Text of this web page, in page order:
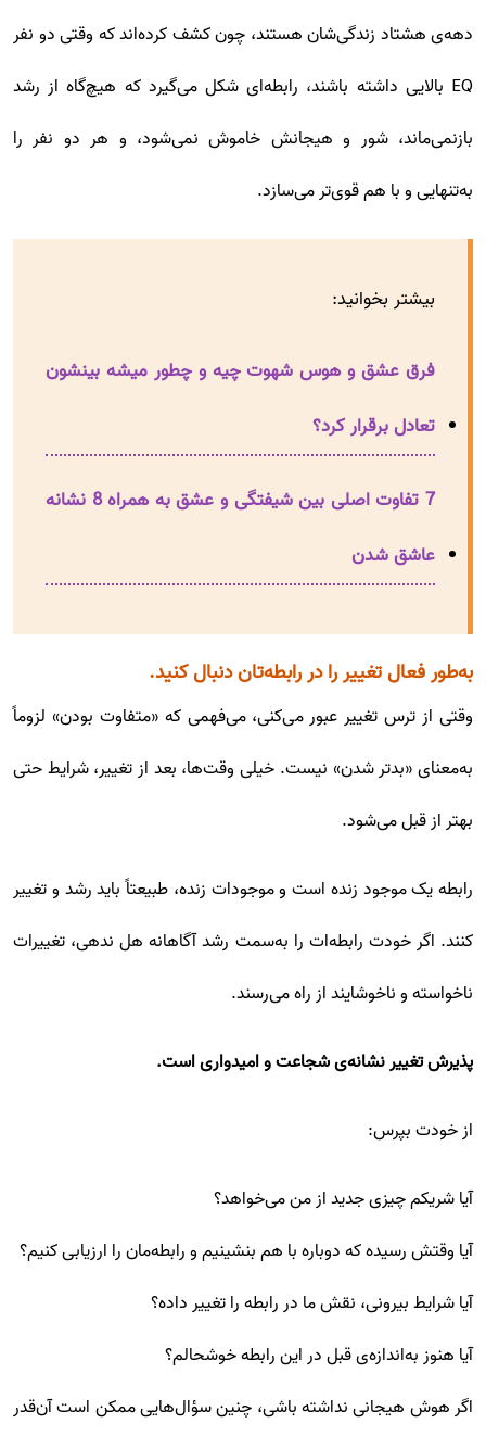
دهه‌ی هشتاد زندگی‌شان هستند، چون کشف کرده‌اند که وقتی دو نفر
EQ بالایی داشته باشند، رابطه‌ای شکل می‌گیرد که هیچ‌گاه از رشد
بازنمی‌ماند، شور و هیجانش خاموش نمی‌شود، و هر دو نفر را
به‌تنهایی و با هم قوی‌تر می‌سازد.
بیشتر بخوانید:
فرق عشق و هوس شهوت چیه و چطور میشه بینشون
تعادل برقرار کرد؟
7 تفاوت اصلی بین شیفتگی و عشق به همراه 8 نشانه
عاشق شدن
به‌طور فعال تغییر را در رابطه‌تان دنبال کنید.
وقتی از ترس تغییر عبور می‌کنی، می‌فهمی که «متفاوت بودن» لزوماً
به‌معنای «بدتر شدن» نیست. خیلی وقت‌ها، بعد از تغییر، شرایط حتی
بهتر از قبل می‌شود.
رابطه یک موجود زنده است و موجودات زنده، طبیعتاً باید رشد و تغییر
کنند. اگر خودت رابطه‌ات را به‌سمت رشد آگاهانه هل ندهی، تغییرات
ناخواسته و ناخوشایند از راه می‌رسند.
پذیرش تغییر نشانه‌ی شجاعت و امیدواری است.
از خودت بپرس:
آیا شریکم چیزی جدید از من می‌خواهد؟
آیا وقتش رسیده که دوباره با هم بنشینیم و رابطه‌مان را ارزیابی کنیم؟
آیا شرایط بیرونی، نقش ما در رابطه را تغییر داده؟
آیا هنوز به‌اندازه‌ی قبل در این رابطه خوشحالم؟
اگر هوش هیجانی نداشته باشی، چنین سؤال‌هایی ممکن است آن‌قدر